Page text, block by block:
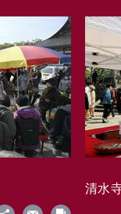
清水